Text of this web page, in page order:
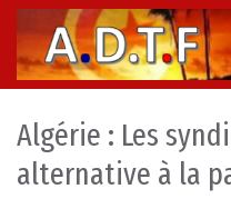
Skip to content
Main Navigation
Algérie : Les
alternative à la